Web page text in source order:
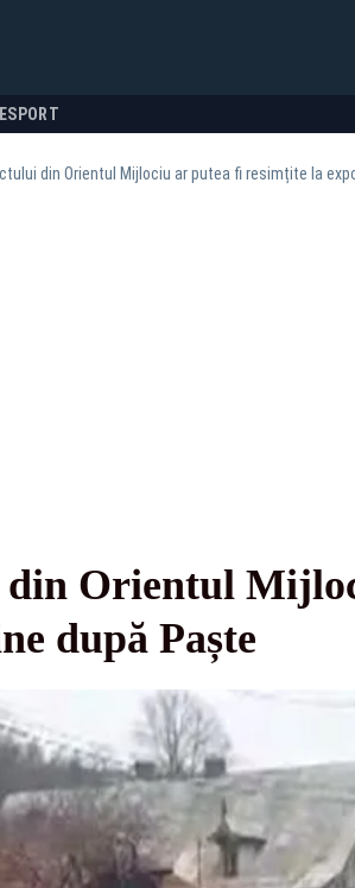
SPORT
din Orientul Mijlociu ar putea fi resimțite la
Orientul
după Paște